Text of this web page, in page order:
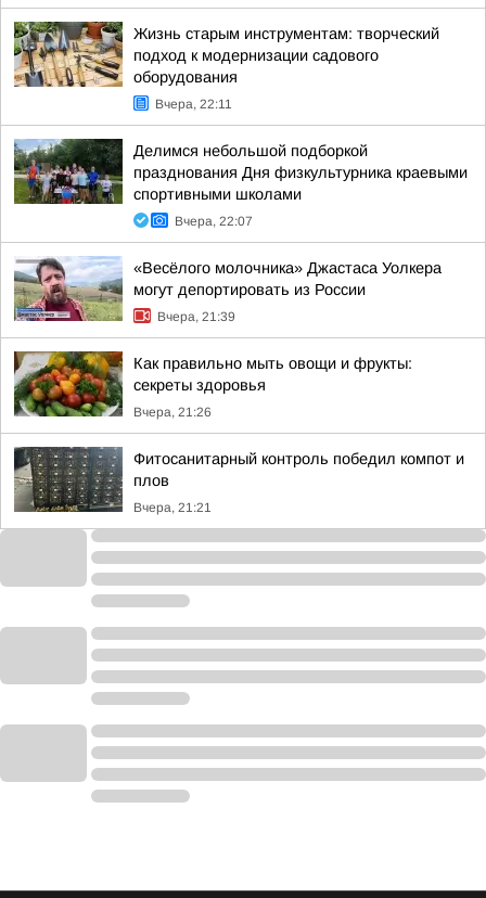
Жизнь старым инструментам: творческий
подход к модернизации садового
оборудования
Вчера, 22:11
Делимся небольшой подборкой
празднования Дня физкультурника краевыми
спортивными школами
Вчера, 22:07
«Весёлого молочника» Джастаса Уолкера
могут депортировать из России
Вчера, 21:39
Как правильно мыть овощи и фрукты:
секреты здоровья
Вчера, 21:26
Фитосанитарный контроль победил компот и
плов
Вчера, 21:21